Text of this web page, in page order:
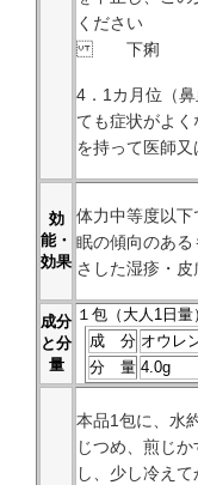
ください
下痢
4．1カ月位（
ても症状がよ
を持って医師
効
能・
効果
体力中等度以
眠の傾向のあ
さした湿疹・
成分
と分
量
１ 包（大人1日
成 分 オウレ
分 量 4.0g
本品1包に、水
じつめ、煎じ
し、少し冷え